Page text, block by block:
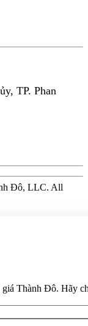
TP. Phan
Đô, LLC. All
Thành Đô. Hãy